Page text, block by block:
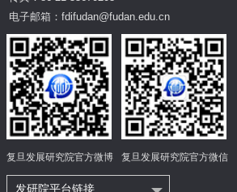
电子邮箱：fdifudan@fudan.edu.cn
复旦发展研究院官方微博 复旦发展研究院官方微信
发研院平台链接